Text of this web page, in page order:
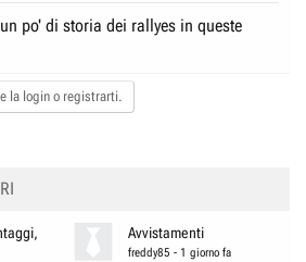
po' di storia dei rallyes in queste
la login o registrarti.
Avvistamenti
freddy85 - 1 giorno fa